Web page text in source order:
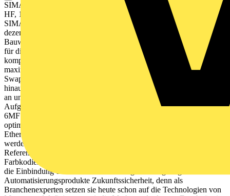
SIMATIC DP, Elektronikmodul für ET 200SP, F-DI 8x 24VDC
HF, 15mm Baubr., bis PL E (ISO 13849-1)/ SIL3 (IEC 61508) Mit
SIMATIC ET 200SP bietet Siemens Ihnen ein multifunktionales und
dezentrales Peripheriesystem, das aufgrund seiner platzsparenden
Bauweise ganz einfach in Betrieb genommen werden kann. Es ist
für die Schutzart IP20 zugelassen und für den Einbau in einem
kompakten Schaltkasten konzipiert. ​​​Das System gewährleistet Ihnen
maximale Flexibilität, da Sie die Module aufgrund des Multi Hot
Swapping jederzeit schnell und einfach tauschen können.​​ Darüber
hinaus bietet Ihnen das SIMATIC ET 200SP ein breites Spektrum
an unterschiedlichen sowie schnellen Kommunikationswegen. ​​​
Aufgrund der Integration des MultiFeldbus Interfacemoduls IM155-
6MF sind Sie jederzeit flexibel und können das für Ihre Applikation
optimale Protokoll verwenden, da durch diese Funktion mehrere
Ethernet Protokolle unterstützt werden.​​ ​Montage und Service
werden durch ein einheitliches Kennzeichnungssystem, das auf
Referenzkennzeichnungsschildern und Anschlussbelegungen mit
Farbkodierung basiert, vereinfacht. ​Siemens garantiert Ihnen durch
die Einbindung der innovativen und zugleich langlebigen
Automatisierungsprodukte Zukunftssicherheit, denn als
Branchenexperten setzen sie heute schon auf die Technologien von